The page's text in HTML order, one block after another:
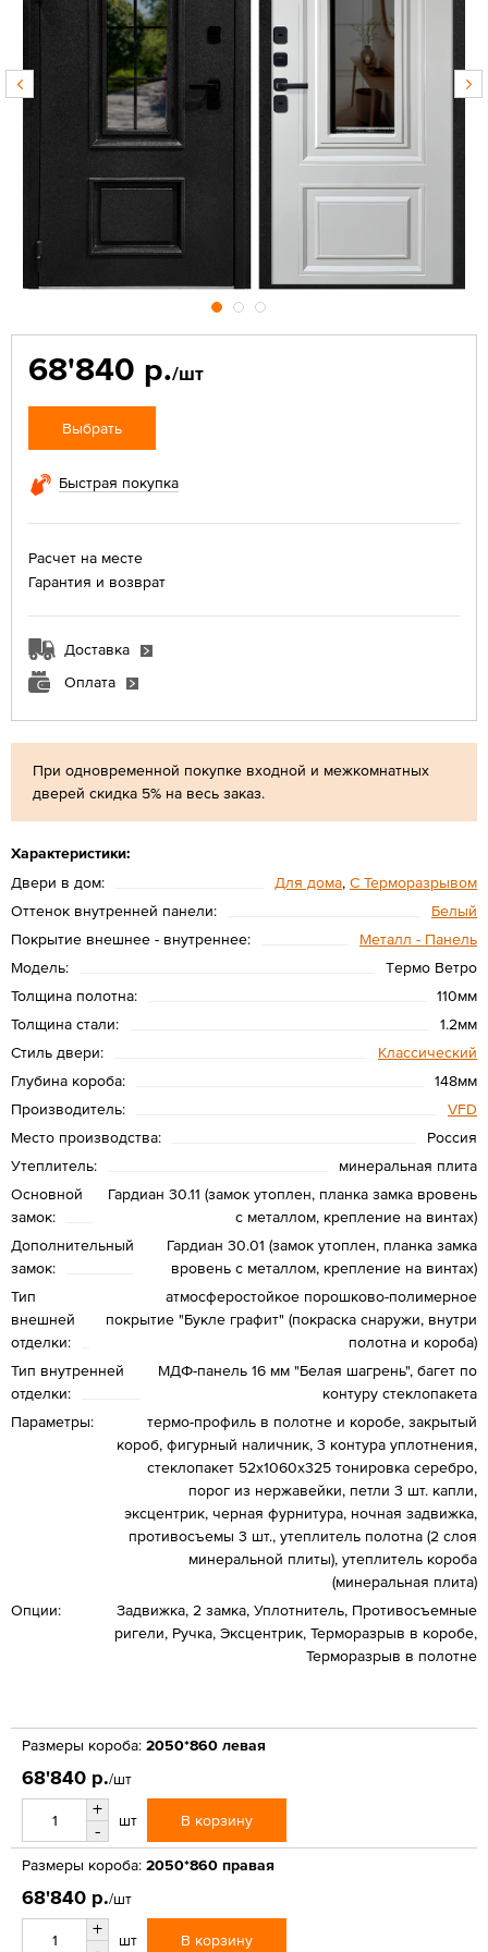
При одновременной покупке входной и межкомнатных
дверей скидка 5% на весь заказ.
Характеристики:
Двери в дом:
Для дома, С Терморазрывом
Оттенок внутренней панели:
Белый
Покрытие внешнее - внутреннее:
Металл - Панель
Модель:
Tермо Ветро
Толщина полотна:
110мм
Толщина стали:
1.2мм
Стиль двери:
Классический
Глубина короба:
148мм
Производитель:
VFD
Место производства:
Россия
Утеплитель:
минеральная плита
Основной
замок:
Гардиан 30.11 (замок утоплен, планка замка вровень
с металлом, крепление на винтах)
Дополнительный
замок:
Гардиан 30.01 (замок утоплен, планка замка
вровень с металлом, крепление на винтах)
Тип
внешней
отделки:
атмосферостойкое порошково-полимерное
покрытие "Букле графит" (покраска снаружи, внутри
полотна и короба)
Тип внутренней
отделки:
МДФ-панель 16 мм "Белая шагрень", багет по
контуру стеклопакета
Параметры:
термо-профиль в полотне и коробе, закрытый
короб, фигурный наличник, 3 контура уплотнения,
стеклопакет 52х1060х325 тонировка серебро,
порог из нержавейки, петли 3 шт. капли,
эксцентрик, черная фурнитура, ночная задвижка,
противосъемы 3 шт., утеплитель полотна (2 слоя
минеральной плиты), утеплитель короба
(минеральная плита)
Опции:
Задвижка, 2 замка, Уплотнитель, Противосъемные
ригели, Ручка, Эксцентрик, Терморазрыв в коробе,
Терморазрыв в полотне
68'840 р./шт
Выбрать
Быстрая покупка
Расчет на месте
Гарантия и возврат
Доставка
Оплата
Размеры короба: 2050*860 левая
68'840 р./шт
+
-
шт В корзину
Размеры короба: 2050*860 правая
68'840 р./шт
+
шт В корзину